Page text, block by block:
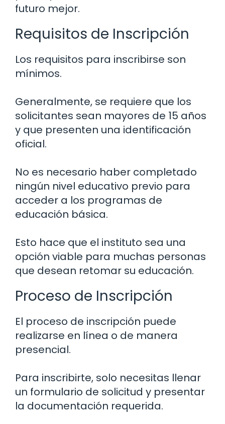
futuro mejor.
Requisitos de Inscripción
Los requisitos para inscribirse son
mínimos.
Generalmente, se requiere que los
solicitantes sean mayores de 15 años
y que presenten una identificación
oficial.
No es necesario haber completado
ningún nivel educativo previo para
acceder a los programas de
educación básica.
Esto hace que el instituto sea una
opción viable para muchas personas
que desean retomar su educación.
Proceso de Inscripción
El proceso de inscripción puede
realizarse en línea o de manera
presencial.
Para inscribirte, solo necesitas llenar
un formulario de solicitud y presentar
la documentación requerida.